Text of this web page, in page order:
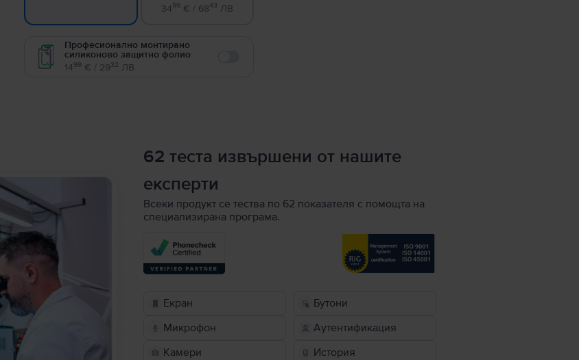
3499€ / 6843 ЛВ
Професионално монтирано
силиконово защитно фолио
1499 € / 2932 ЛВ
62 теста извършени от нашите
експерти
Всеки продукт се тества по 62 показателя с помощта на
специализирана програма.
Екран
Бутони
Микрофон
Аутентификация
Камери
История